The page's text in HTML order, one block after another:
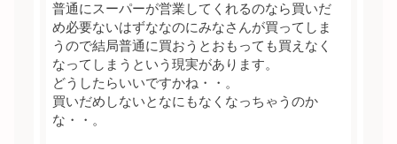
普通にスーパーが営業してくれるのなら買いだ
め必要ないはずななのにみなさんが買ってしま
うので結局普通に買おうとおもっても買えなく
なってしまうという現実があります。
どうしたらいいですかね・・。
買いだめしないとなにもなくなっちゃうのか
な・・。